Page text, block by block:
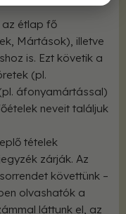
az étlap fő
Mártások), illetve
is. Ezt követik a
(pl.
áfonyamártással)
neveit találjuk
tételek
zárják. Az
követtünk –
olvashatók a
láttunk el, az